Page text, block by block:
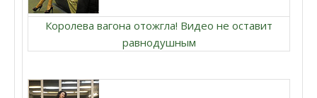
Королева вагона отожгла! Видео не оставит
равнодушным